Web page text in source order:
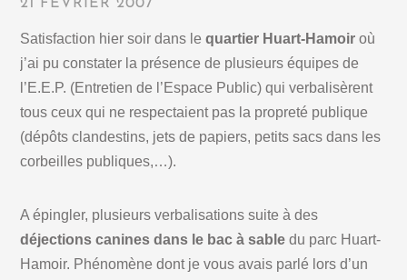
21 FÉVRIER 2007
Satisfaction hier soir dans lequartier Huart-Hamoir où
j’ai pu constater la présence de plusieurs équipes de
l’E.E.P. (Entretien de l’Espace Public) qui verbalisèrent
tous ceux qui ne respectaient pas la propreté publique
(dépôts clandestins, jets de papiers, petits sacs dans les
corbeilles publiques,…).
A épingler, plusieurs verbalisations suite à des
déjections canines dans le bac à sable du parc Huart-
Hamoir. Phénomène dont je vous avais parlé lors d’un